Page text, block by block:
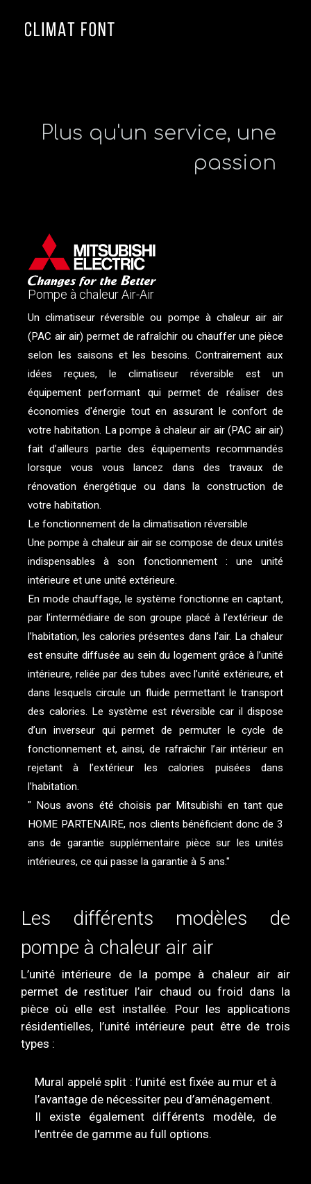
Plus qu'un service, une
passion
Pompe à chaleur Air-Air
Un climatiseur réversible ou pompe à chaleur air air
(PAC air air) permet de rafraîchir ou chauffer une pièce
selon les saisons et les besoins. Contrairement aux
idées reçues, le climatiseur réversible est un
équipement performant qui permet de réaliser des
économies d'énergie tout en assurant le confort de
votre habitation. La pompe à chaleur air air (PAC air air)
fait d’ailleurs partie des équipements recommandés
lorsque vous vous lancez dans des travaux de
rénovation énergétique ou dans la construction de
votre habitation.
Le fonctionnement de la climatisation réversible
Une pompe à chaleur air air se compose de deux unités
indispensables à son fonctionnement : une unité
intérieure et une unité extérieure.
En mode chauffage, le système fonctionne en captant,
par l’intermédiaire de son groupe placé à l’extérieur de
l’habitation, les calories présentes dans l’air. La chaleur
est ensuite diffusée au sein du logement grâce à l’unité
intérieure, reliée par des tubes avec l’unité extérieure, et
dans lesquels circule un fluide permettant le transport
des calories. Le système est réversible car il dispose
d’un inverseur qui permet de permuter le cycle de
fonctionnement et, ainsi, de rafraîchir l’air intérieur en
rejetant à l’extérieur les calories puisées dans
l’habitation.
" Nous avons été choisis par Mitsubishi en tant que
HOME PARTENAIRE, nos clients bénéficient donc de 3
ans de garantie supplémentaire pièce sur les unités
intérieures, ce qui passe la garantie à 5 ans."
Les différents modèles de
pompe à chaleur air air
L’unité intérieure de la pompe à chaleur air air
permet de restituer l’air chaud ou froid dans la
pièce où elle est installée. Pour les applications
résidentielles, l’unité intérieure peut être de trois
types :
Mural appelé split : l’unité est fixée au mur et à
l’avantage de nécessiter peu d’aménagement.
Il existe également différents modèle, de
l'entrée de gamme au full options.